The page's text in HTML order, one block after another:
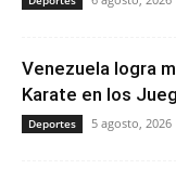
Venezuela logra
Karate en los
Deportes 5 agosto, 2026